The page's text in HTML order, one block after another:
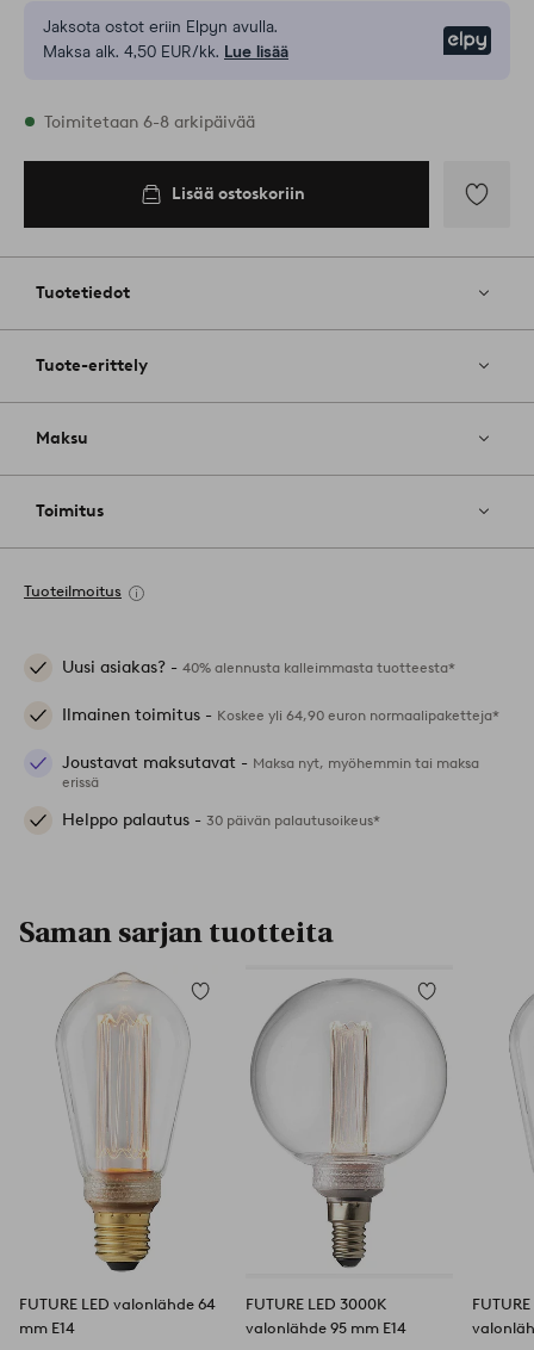
Jaksota ostot eriin Elpyn avulla.
Maksa alk. 4,50 EUR/kk. Lue lisää
Varastossa
Toimitetaan 6-8 arkipäivää
Lisää ostoskoriin
Tuotetiedot
Tuote-erittely
Maksu
Toimitus
Tuoteilmoitus
Uusi asiakas? - 40% alennusta kalleimmasta tuotteesta*
Ilmainen toimitus - Koskee yli 64,90 euron normaalipaketteja*
Joustavat maksutavat - Maksa nyt, myöhemmin tai maksa
erissä
Helppo palautus - 30 päivän palautusoikeus*
Saman sarjan tuotteita
Lisää
suosikkeihin
FUTURE LED valonlähde 64
mm E14
Lisää
suosikkeihin
FUTURE LED 3000K
valonlähde 95 mm E14